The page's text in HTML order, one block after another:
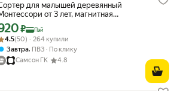
для малышей деревянный
от 3 лет, магнитная
развивающие игрушки для
Brauberg Kids, 665242
с картой Яндекс Пэй 920 ₽ вместо
₽ Пэй
товара: 4.5 из 5
(50) · 264 купили
4.5(50) · 264 купили
Завтра, ПВЗ
По клику
Самсон ГК
4.8